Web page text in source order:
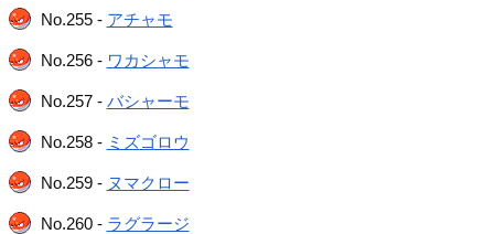
No.255 - アチャモ
No.256 - ワカシャモ
No.257 - バシャーモ
No.258 - ミズゴロウ
No.259 - ヌマクロー
No.260 - ラグラージ